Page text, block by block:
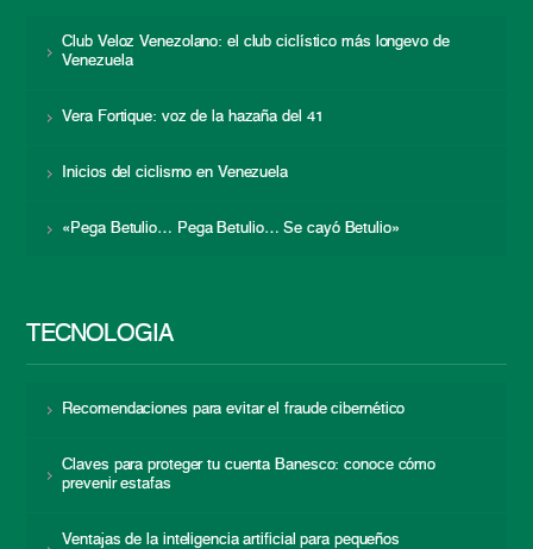
Club Veloz Venezolano: el club ciclístico más longevo de
Venezuela
Vera Fortique: voz de la hazaña del 41
Inicios del ciclismo en Venezuela
«Pega Betulio… Pega Betulio… Se cayó Betulio»
TECNOLOGÍA
Recomendaciones para evitar el fraude cibernético
Claves para proteger tu cuenta Banesco: conoce cómo
prevenir estafas
Ventajas de la inteligencia artificial para pequeños